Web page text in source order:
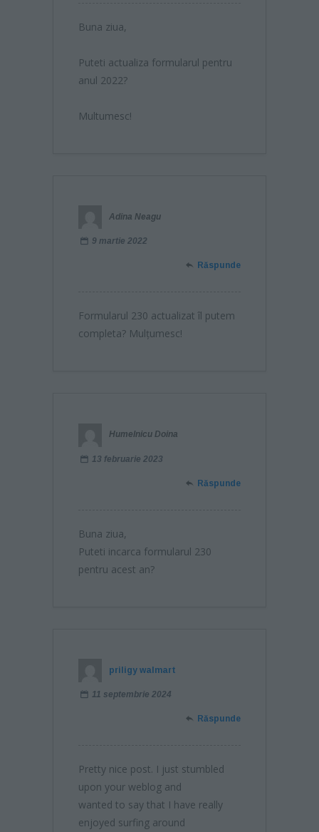
Buna ziua,
Puteti actualiza formularul pentru
anul 2022?
Multumesc!
Adina Neagu
9 martie 2022
Răspunde
Formularul 230 actualizat îl putem
completa? Mulțumesc!
Humelnicu Doina
13 februarie 2023
Răspunde
Buna ziua,
Puteti incarca formularul 230
pentru acest an?
priligy walmart
11 septembrie 2024
Răspunde
Pretty nice post. I just stumbled
upon your weblog and
wanted to say that I have really
enjoyed surfing around